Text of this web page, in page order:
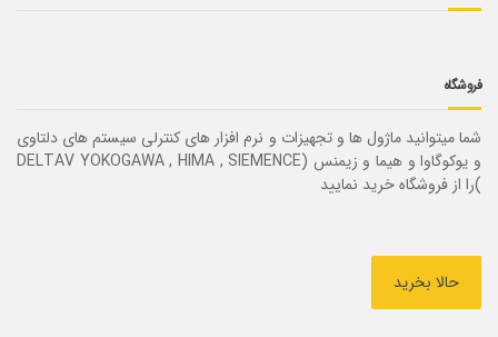
فروشگاه
شما میتوانید ماژول ها و تجهیزات و نرم افزار های کنترلی سیستم های دلتاوی
و یوکوگاوا و هیما و زیمنس (DELTAV YOKOGAWA , HIMA , SIEMENCE
)را از فروشگاه خرید نمایید
حالا بخرید